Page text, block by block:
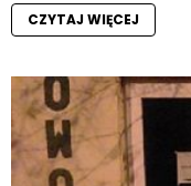
CZYTAJ WIĘCEJ